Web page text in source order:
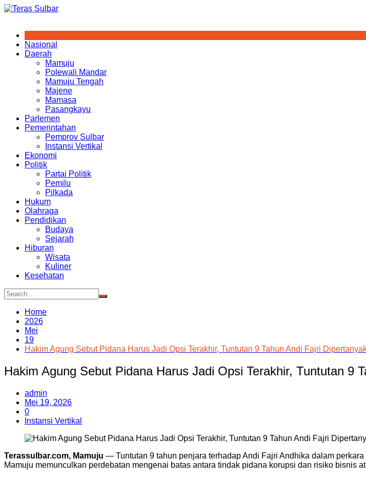
Skip
Nasional
Daerah
Mamuju
Polewali Mandar
Mamuju Tengah
Majene
Mamasa
Pasangkayu
Parlemen
Pemerintahan
Pemprov Sulbar
Instansi Vertikal
Ekonomi
Politik
Partai Politik
Pemilu
Pilkada
Hukum
Olahraga
Pendidikan
Budaya
Sejarah
Hiburan
Wisata
Kuliner
Kesehatan
Home
2026
Mei
19
Hakim Agung Sebut Pidana Harus Jadi Opsi Terakhir, Tuntutan 9 Tahun Andi Fajri
Hakim Agung Sebut Pidana Harus Jadi Opsi Terakhir, Tuntutan 9
admin
Mei 19, 2026
0
Instansi Vertikal
Terassulbar.com, Mamuju — Tuntutan 9 tahun penjara terhadap Andi Fajri Andhika dalam
Mamuju memunculkan perdebatan mengenai batas antara tindak pidana korupsi dan risiko bisnis